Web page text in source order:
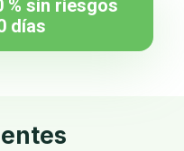
% sin riesgos
días